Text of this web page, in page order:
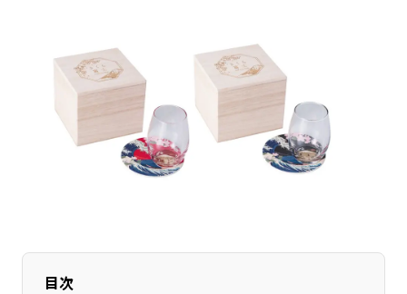
神奈川エリア
新潟エリア
富山エリア
石川エリア
長野エリア
岐阜エリア
愛知エリア
河内エリア
目次